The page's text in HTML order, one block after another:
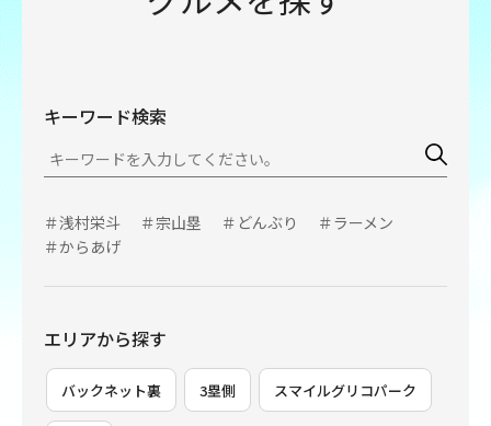
キーワード検索
＃浅村栄斗 ＃宗山塁 ＃どんぶり
＃ラーメン
＃からあげ
エリアから探す
バックネット裏 3塁側 スマイルグリコパーク